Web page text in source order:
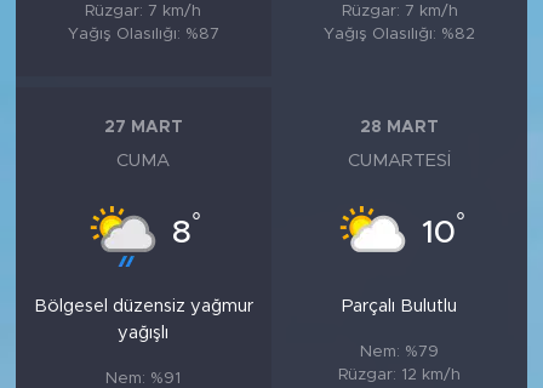
Rüzgar: 7 km/h
Yağış Olasılığı: %87
Rüzgar: 7 km/h
Yağış Olasılığı: %82
27 MART
CUMA
8°
Bölgesel düzensiz yağmur
yağışlı
Nem: %91
28 MART
CUMARTESI
10°
Parçalı Bulutlu
Nem: %79
Rüzgar: 12 km/h